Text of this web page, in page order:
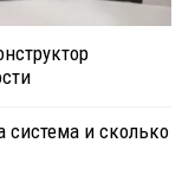
система и сколько